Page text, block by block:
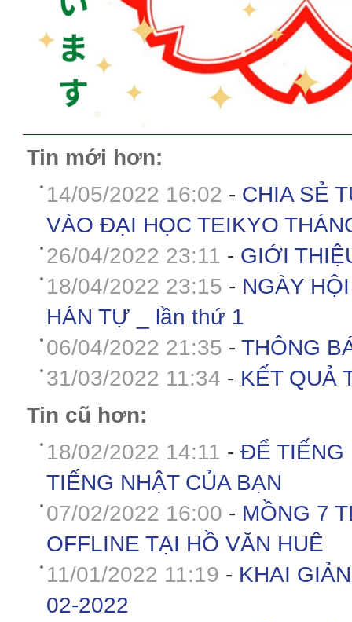
Tin mới hơn:
14/05/2022 16:02 - CHIA SẺ
VÀO ĐẠI HỌC TEIKYO
26/04/2022 23:11 - GIỚI
18/04/2022 23:15 - NGÀY
HÁN TỰ _ lần thứ 1
06/04/2022 21:35 - THÔNG
31/03/2022 11:34 - KẾT QUẢ
Tin cũ hơn:
18/02/2022 14:11 - ĐỂ TIẾNG
TIẾNG NHẬT CỦA BẠN
07/02/2022 16:00 - MỒNG 7
OFFLINE TẠI HỒ VĂN HUÊ
11/01/2022 11:19 - KHAI
02-2022